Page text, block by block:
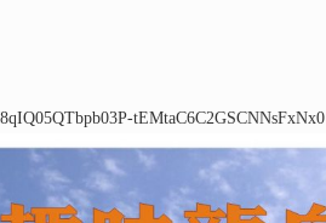
tEMtaC6C2GSCNNsFxNx0